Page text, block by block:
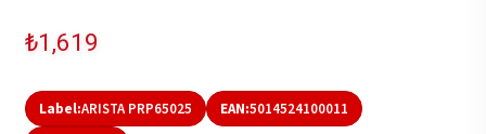
₺1,619
Label:ARISTA PRP65025 EAN:5014524100011